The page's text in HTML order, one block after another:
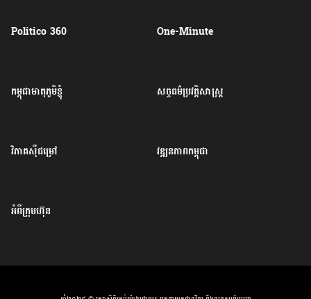
Politico 360 One-Minute
កម្ពុជាមាតុភូមិខ្ញុំ សច្ចធម៌ប្រវត្តិសាស្ត្រ
វិភាគសុីជម្រៅ វឌ្ឍនភាពកម្ពុជា
អំពីក្រុមហ៊ុន